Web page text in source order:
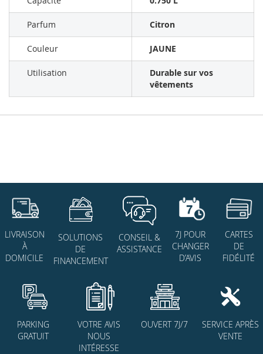
Parfum Citron
Couleur JAUNE
Utilisation
Durable sur vos
vêtements
LIVRAISON
À
DOMICILE
SOLUTIONS
DE
FINANCEMENT
CONSEIL &
ASSISTANCE
7J POUR
CHANGER
D’AVIS
CARTES
DE
FIDÉLITÉ
PARKING
GRATUIT
VOTRE AVIS
NOUS
INTÉRESSE
OUVERT 7J/7
SERVICE APRÈS
VENTE